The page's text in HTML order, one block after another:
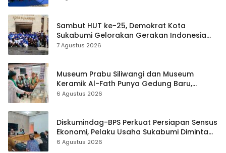
Sambut HUT ke-25, Demokrat Kota
Sukabumi Gelorakan Gerakan Indonesia
ASRI Lewat Aksi Bersih Masjid Agung
7 Agustus 2026
Museum Prabu Siliwangi dan Museum
Keramik Al-Fath Punya Gedung Baru,
Hampir 500 Koleksi Dipisahkan
6 Agustus 2026
Diskumindag-BPS Perkuat Persiapan Sensus
Ekonomi, Pelaku Usaha Sukabumi Diminta
Terbuka Beri Data
6 Agustus 2026